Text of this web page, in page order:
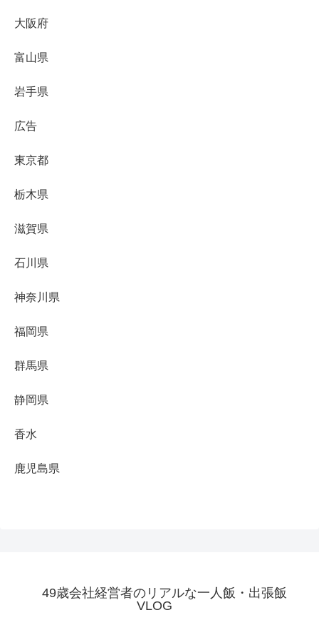
大阪府
富山県
岩手県
広告
東京都
栃木県
滋賀県
石川県
神奈川県
福岡県
群馬県
静岡県
香水
鹿児島県
49歳会社経営者のリアルな一人飯・出張飯
VLOG